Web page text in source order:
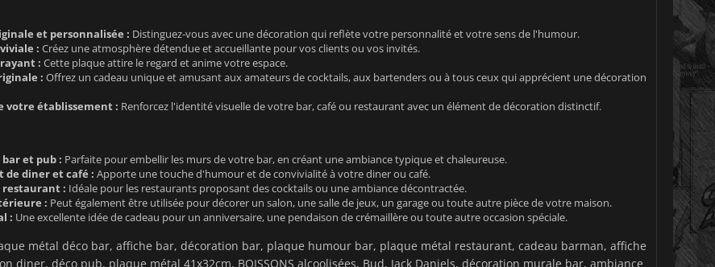
et personnalisée : Distinguez-vous avec une décoration qui reflète votre personnalité et votre sens de l'humour.
: Créez une atmosphère détendue et accueillante pour vos clients ou vos invités.
: Cette plaque attire le regard et anime votre espace.
: Offrez un cadeau unique et amusant aux amateurs de cocktails, aux bartenders ou à tous ceux qui apprécient une décoration
votre établissement : Renforcez l'identité visuelle de votre bar, café ou restaurant avec un élément de décoration distinctif.
et pub : Parfaite pour embellir les murs de votre bar, en créant une ambiance typique et chaleureuse.
de diner et café : Apporte une touche d'humour et de convivialité à votre diner ou café.
restaurant : Idéale pour les restaurants proposant des cocktails ou une ambiance décontractée.
: Peut également être utilisée pour décorer un salon, une salle de jeux, un garage ou toute autre pièce de votre maison.
: Une excellente idée de cadeau pour un anniversaire, une pendaison de crémaillère ou toute autre occasion spéciale.
métal déco bar, affiche bar, décoration bar, plaque humour bar, plaque métal restaurant, cadeau barman, affiche
diner, déco pub, plaque métal 41x32cm, BOISSONS alcoolisées, Bud, Jack Daniels, décoration murale bar, ambiance